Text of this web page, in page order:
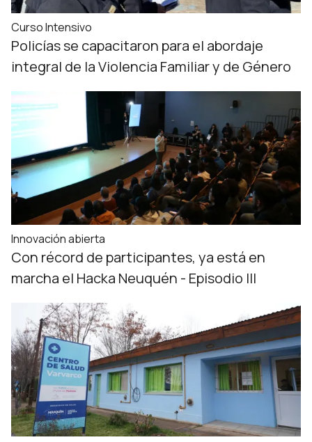
Curso Intensivo
Policías se capacitaron para el abordaje
integral de la Violencia Familiar y de Género
Innovación abierta
Con récord de participantes, ya está en
marcha el Hacka Neuquén - Episodio III